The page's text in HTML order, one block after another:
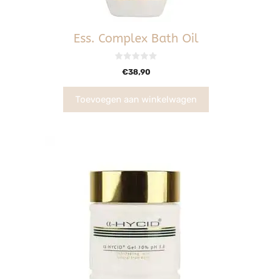
Ess. Complex Bath Oil
n
5
€38,90
Toevoegen aan winkelwagen